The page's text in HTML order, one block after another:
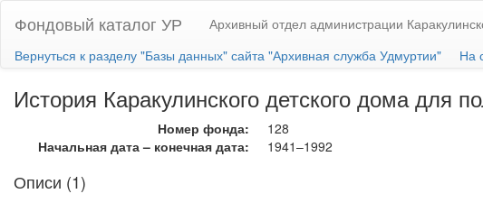
Фондовый каталог УР Архивный отдел администрации
Вернуться к разделу "Базы данных" сайта "Архивная служба Удмуртии"
На
История Каракулинского детского дома для
Номер фонда:
128
Начальная дата – конечная дата:
1941–1992
Описи (1)